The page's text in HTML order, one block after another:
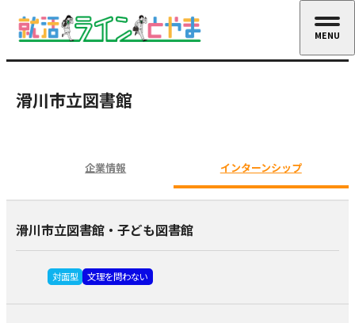
滑川市立図書館
企業情報 インターンシップ
滑川市立図書館・子ども図書館
対面型 文理を問わない
MENU